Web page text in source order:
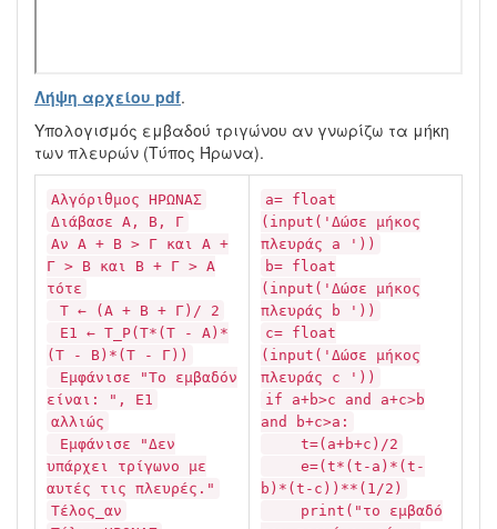
Λήψη αρχείου pdf.
Υπολογισμός εμβαδού τριγώνου αν γνωρίζω τα μήκη
των πλευρών (Τύπος Ήρωνα).
Αλγόριθμος ΗΡΩΝΑΣ
Διάβασε Α, Β, Γ
Αν Α + Β > Γ και Α +
Γ > Β και Β + Γ > Α
τότε
Τ ← (Α + Β + Γ)/ 2
Ε1 ← Τ_Ρ(Τ*(Τ - Α)*
(Τ - Β)*(Τ - Γ))
Εμφάνισε "Το εμβαδόν
είναι: ", Ε1
αλλιώς
Εμφάνισε "Δεν
υπάρχει τρίγωνο με
αυτές τις πλευρές."
Τέλος_αν
a= float
(input('Δώσε μήκος
πλευράς a '))
b= float
(input('Δώσε μήκος
πλευράς b '))
c= float
(input('Δώσε μήκος
πλευράς c '))
if a+b>c and a+c>b
and b+c>a:
t=(a+b+c)/2
e=(t*(t-a)*(t-
b)*(t-c))**(1/2)
print("το εμβαδό